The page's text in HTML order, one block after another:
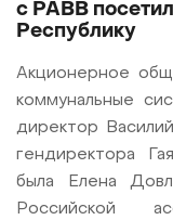
с РАВВ
Республику
Акционерное
коммунальные
директор
гендиректора
была Елена
Российской